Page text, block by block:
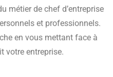
métier de chef d’entreprise
et professionnels.
en vous mettant face à
votre entreprise.